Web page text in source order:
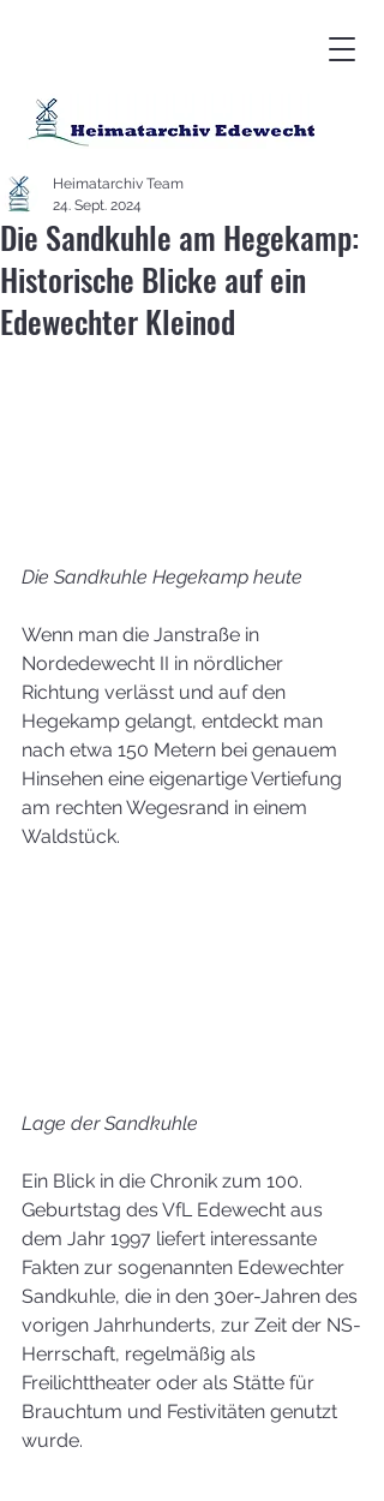
Die Sandkuhle am Hegekamp:
Historische Blicke auf ein
Edewechter Kleinod
Heimatarchiv Team
24. Sept. 2024
Die Sandkuhle Hegekamp heute
Wenn man die Janstraße in
Nordedewecht II in nördlicher
Richtung verlässt und auf den
Hegekamp gelangt, entdeckt man
nach etwa 150 Metern bei genauem
Hinsehen eine eigenartige Vertiefung
am rechten Wegesrand in einem
Waldstück.
Lage der Sandkuhle
Ein Blick in die Chronik zum 100.
Geburtstag des VfL Edewecht aus
dem Jahr 1997 liefert interessante
Fakten zur sogenannten Edewechter
Sandkuhle, die in den 30er-Jahren des
vorigen Jahrhunderts, zur Zeit der NS-
Herrschaft, regelmäßig als
Freilichttheater oder als Stätte für
Brauchtum und Festivitäten genutzt
wurde.